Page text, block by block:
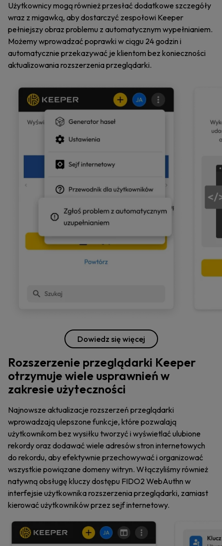
Użytkownicy mogą również przesłać dodatkowe szczegóły
wraz z migawką, aby dostarczyć zespołowi Keeper
pełniejszy obraz problemu z automatycznym wypełnianiem.
Możemy wprowadzać poprawki w ciągu 24 godzin i
automatycznie przekazywać je klientom bez konieczności
aktualizowania rozszerzenia przeglądarki.
Dowiedz się więcej
Rozszerzenie przeglądarki Keeper
otrzymuje wiele usprawnień w
zakresie użyteczności
Najnowsze aktualizacje rozszerzeń przeglądarki
wprowadzają ulepszone funkcje, które pozwalają
użytkownikom bez wysiłku tworzyć i wyświetlać ulubione
rekordy oraz dodawać wiele adresów stron internetowych
do rekordu, aby efektywnie przechowywać i organizować
wszystkie powiązane domeny witryn. Włączyliśmy również
natywną obsługę kluczy dostępu FIDO2 WebAuthn w
interfejsie użytkownika rozszerzenia przeglądarki, zamiast
kierować użytkowników przez sejf internetowy.